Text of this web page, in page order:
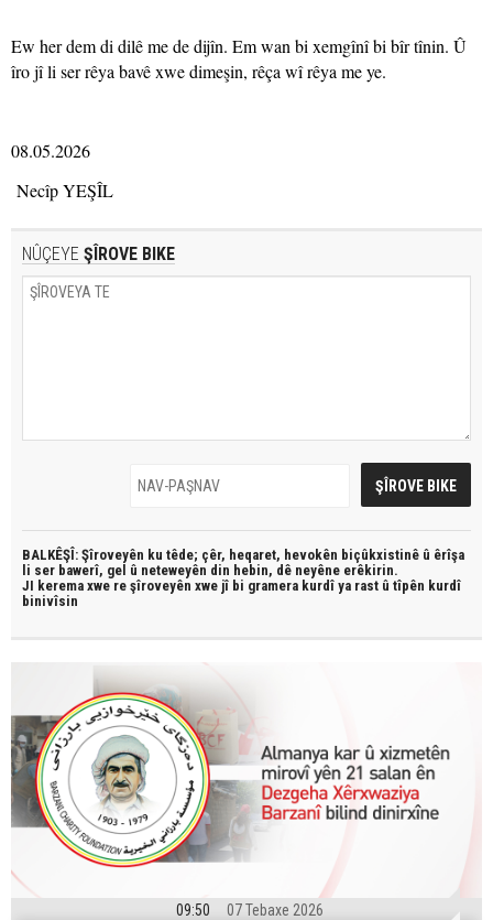
Ew her dem di dilê me de dijîn. Em wan bi xemgînî bi bîr tînin. Û
îro jî li ser rêya bavê xwe dimeşin, rêça wî rêya me ye.
08.05.2026
Necîp YEŞÎL
NÛÇEYE ŞÎROVE BIKE
BALKÊŞÎ: Şîroveyên ku têde; çêr, heqaret, hevokên biçûkxistinê û êrîşa
li ser bawerî, gel û neteweyên din hebin, dê neyêne erêkirin.
JI kerema xwe re şîroveyên xwe jî bi gramera kurdî ya rast û tîpên kurdî
binivîsin
09:50 07 Tebaxe 2026